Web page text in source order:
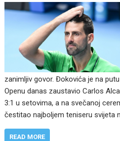
zanimljiv govor. Đokovića je na
Openu danas zaustavio Carlos
3:1 u setovima, a na svečanoj
čestitao najboljem teniseru svijeta
READ MORE